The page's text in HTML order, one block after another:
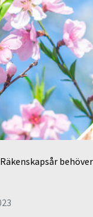
Räkenskapsår